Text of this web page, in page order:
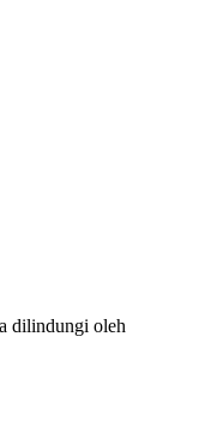
dilindungi oleh